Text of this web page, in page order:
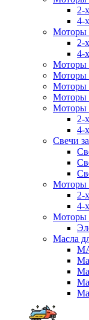
2-
4-
Моторы
2-
4-
Моторы
Моторы
Моторы
Моторы
Моторы
2-
4-
Свечи
Моторы
2-
4-
Моторы
Масла